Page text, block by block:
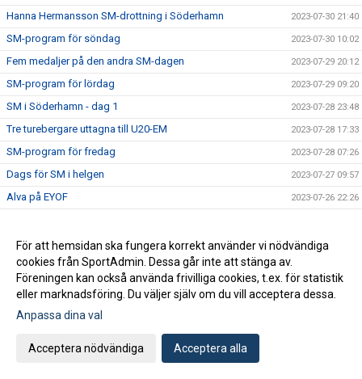
Hanna Hermansson SM-drottning i Söderhamn 2023-07-30 21:40
SM-program för söndag 2023-07-30 10:02
Fem medaljer på den andra SM-dagen 2023-07-29 20:12
SM-program för lördag 2023-07-29 09:20
SM i Söderhamn - dag 1 2023-07-28 23:48
Tre turebergare uttagna till U20-EM 2023-07-28 17:33
SM-program för fredag 2023-07-28 07:26
Dags för SM i helgen 2023-07-27 09:57
Alva på EYOF 2023-07-26 22:26
Turebergare på Nordiska Juniorlandskampen 2023-07-23 18:10
Fem ungdomar till landslaget 2023-07-19 12:15
Rekord i Tumba 2023-07-15 19:37
PB för Jesper på JEM
JEM med Jesper och Emil
För att hemsidan ska fungera korrekt använder vi nödvändiga
cookies från SportAdmin. Dessa går inte att stänga av.
Föreningen kan också använda frivilliga cookies, t.ex. för statistik
eller marknadsföring. Du väljer själv om du vill acceptera dessa.
Anpassa dina val
Acceptera nödvändiga Acceptera alla